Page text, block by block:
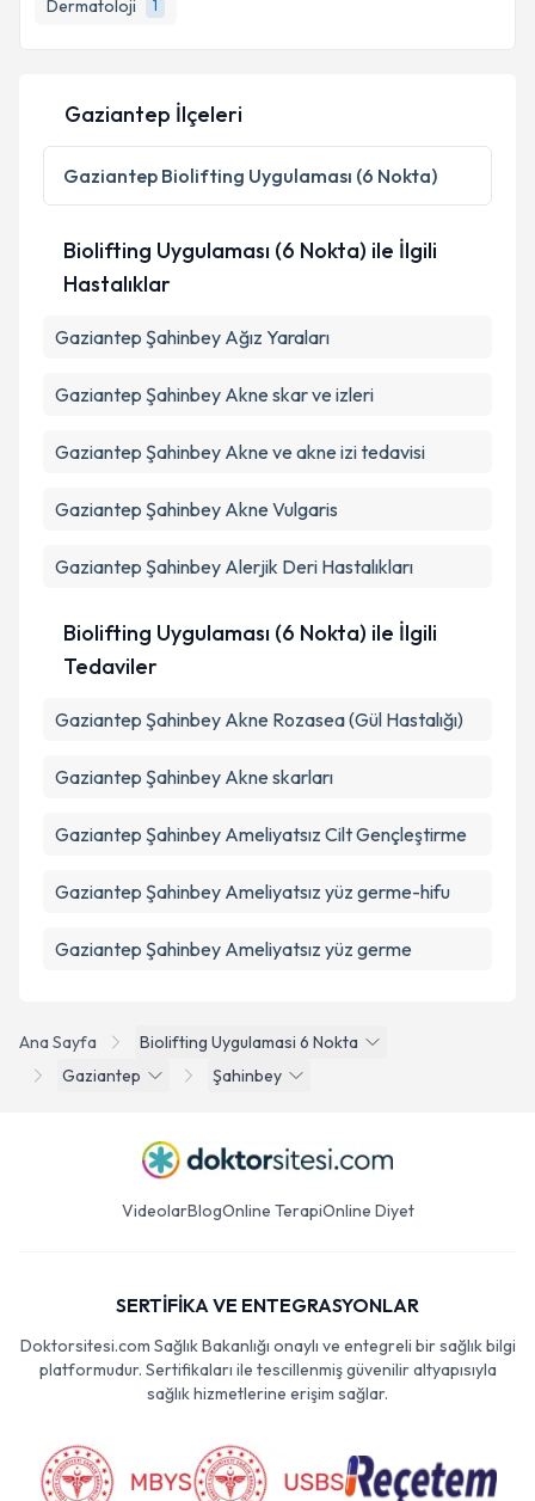
Dermatoloji
1
Ana Sayfa
Biolifting Uygulamasi 6 Nokta
Gaziantep
Şahinbey
Gaziantep İlçeleri
Gaziantep Biolifting Uygulaması (6 Nokta)
Biolifting Uygulaması (6 Nokta) ile İlgili
Hastalıklar
Gaziantep Şahinbey Ağız Yaraları
Gaziantep Şahinbey Akne skar ve izleri
Gaziantep Şahinbey Akne ve akne izi tedavisi
Gaziantep Şahinbey Akne Vulgaris
Gaziantep Şahinbey Alerjik Deri Hastalıkları
Biolifting Uygulaması (6 Nokta) ile İlgili
Tedaviler
Gaziantep Şahinbey Akne Rozasea (Gül Hastalığı)
Gaziantep Şahinbey Akne skarları
Gaziantep Şahinbey Ameliyatsız Cilt Gençleştirme
Gaziantep Şahinbey Ameliyatsız yüz germe-hifu
Gaziantep Şahinbey Ameliyatsız yüz germe
VideolarBlogOnline TerapiOnline Diyet
SERTİFİKA VE ENTEGRASYONLAR
Doktorsitesi.com Sağlık Bakanlığı onaylı ve entegreli bir sağlık bilgi
platformudur. Sertifikaları ile tescillenmiş güvenilir altyapısıyla
sağlık hizmetlerine erişim sağlar.